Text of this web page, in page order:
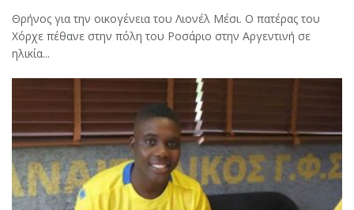
Θρήνος για την οικογένεια του Λιονέλ Μέσι. Ο πατέρας του
Χόρχε πέθανε στην πόλη του Ροσάριο στην Αργεντινή σε
ηλικία...